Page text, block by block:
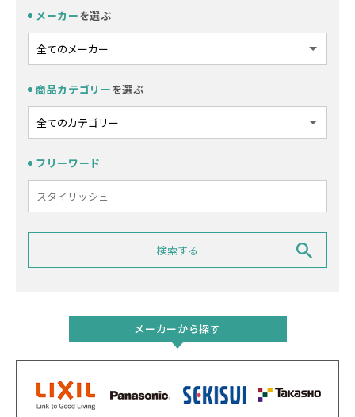
メーカーを選ぶ
商品カテゴリーを選ぶ
フリーワード
メーカーから探す